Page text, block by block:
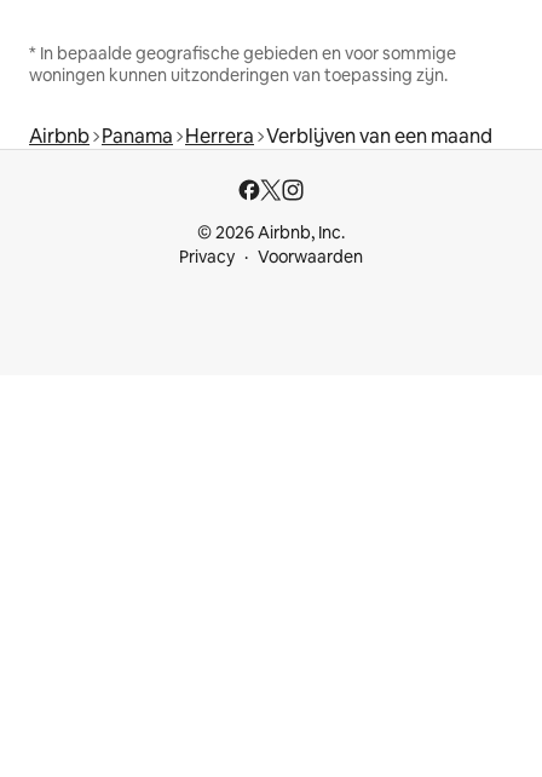
* In bepaalde geografische gebieden en voor sommige
woningen kunnen uitzonderingen van toepassing zijn.
Airbnb Panama Herrera Verblijven van een maand
© 2026 Airbnb, Inc.
Privacy
Voorwaarden